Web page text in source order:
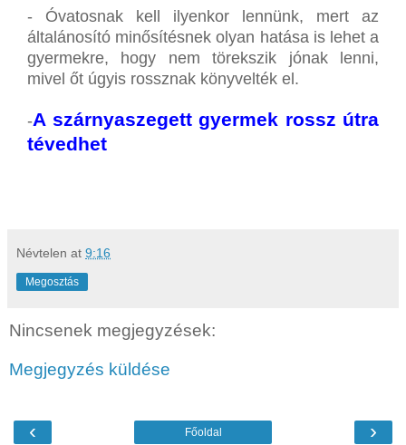
- Óvatosnak kell ilyenkor lennünk, mert az
általánosító minősítésnek olyan hatása is lehet a
gyermekre, hogy nem törekszik jónak lenni,
mivel őt úgyis rossznak könyvelték el.
-A szárnyaszegett gyermek rossz útra
tévedhet
Névtelen at 9:16
Megosztás
Nincsenek megjegyzések:
Megjegyzés küldése
‹ ›
Főoldal